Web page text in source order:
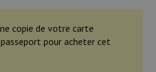
copie de votre carte
pour acheter cet